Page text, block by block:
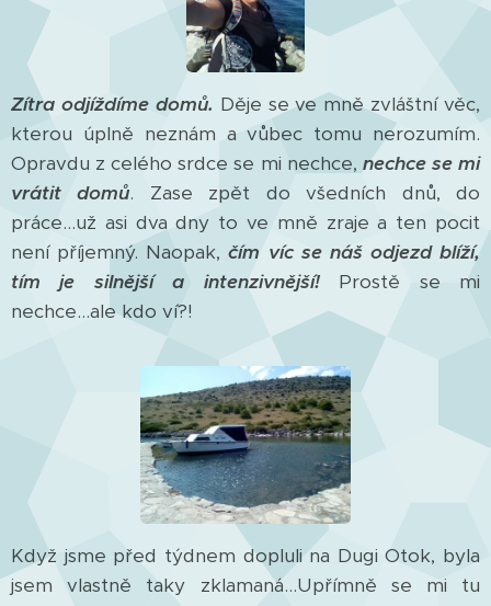
Zítra odjíždíme domů. Děje se ve mně zvláštní věc,
kterou úplně neznám a vůbec tomu nerozumím.
Opravdu z celého srdce se mi nechce, nechce se mi
vrátit domů. Zase zpět do všedních dnů, do
práce...už asi dva dny to ve mně zraje a ten pocit
není příjemný. Naopak,čím víc se náš odjezd blíží,
tím je silnější a intenzivnější!Prostě se mi
nechce...ale kdo ví?!
Když jsme před týdnem dopluli na Dugi Otok, byla
jsem vlastně taky zklamaná...Upřímně se mi tu